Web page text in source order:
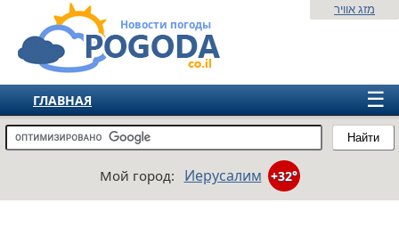
Новости погоды
Найти
מזג אוויר
☰
ГЛАВНАЯ
ИЗРАИЛЬ
ЕВРОПА
Мой город: Иерусалим +32°